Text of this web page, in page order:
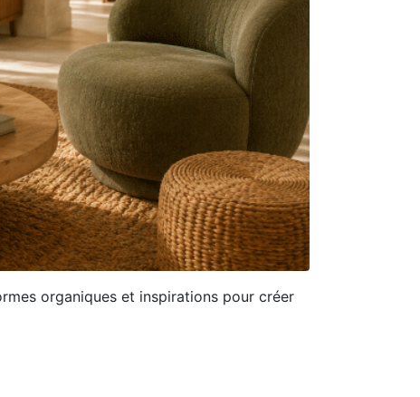
organiques et inspirations pour créer